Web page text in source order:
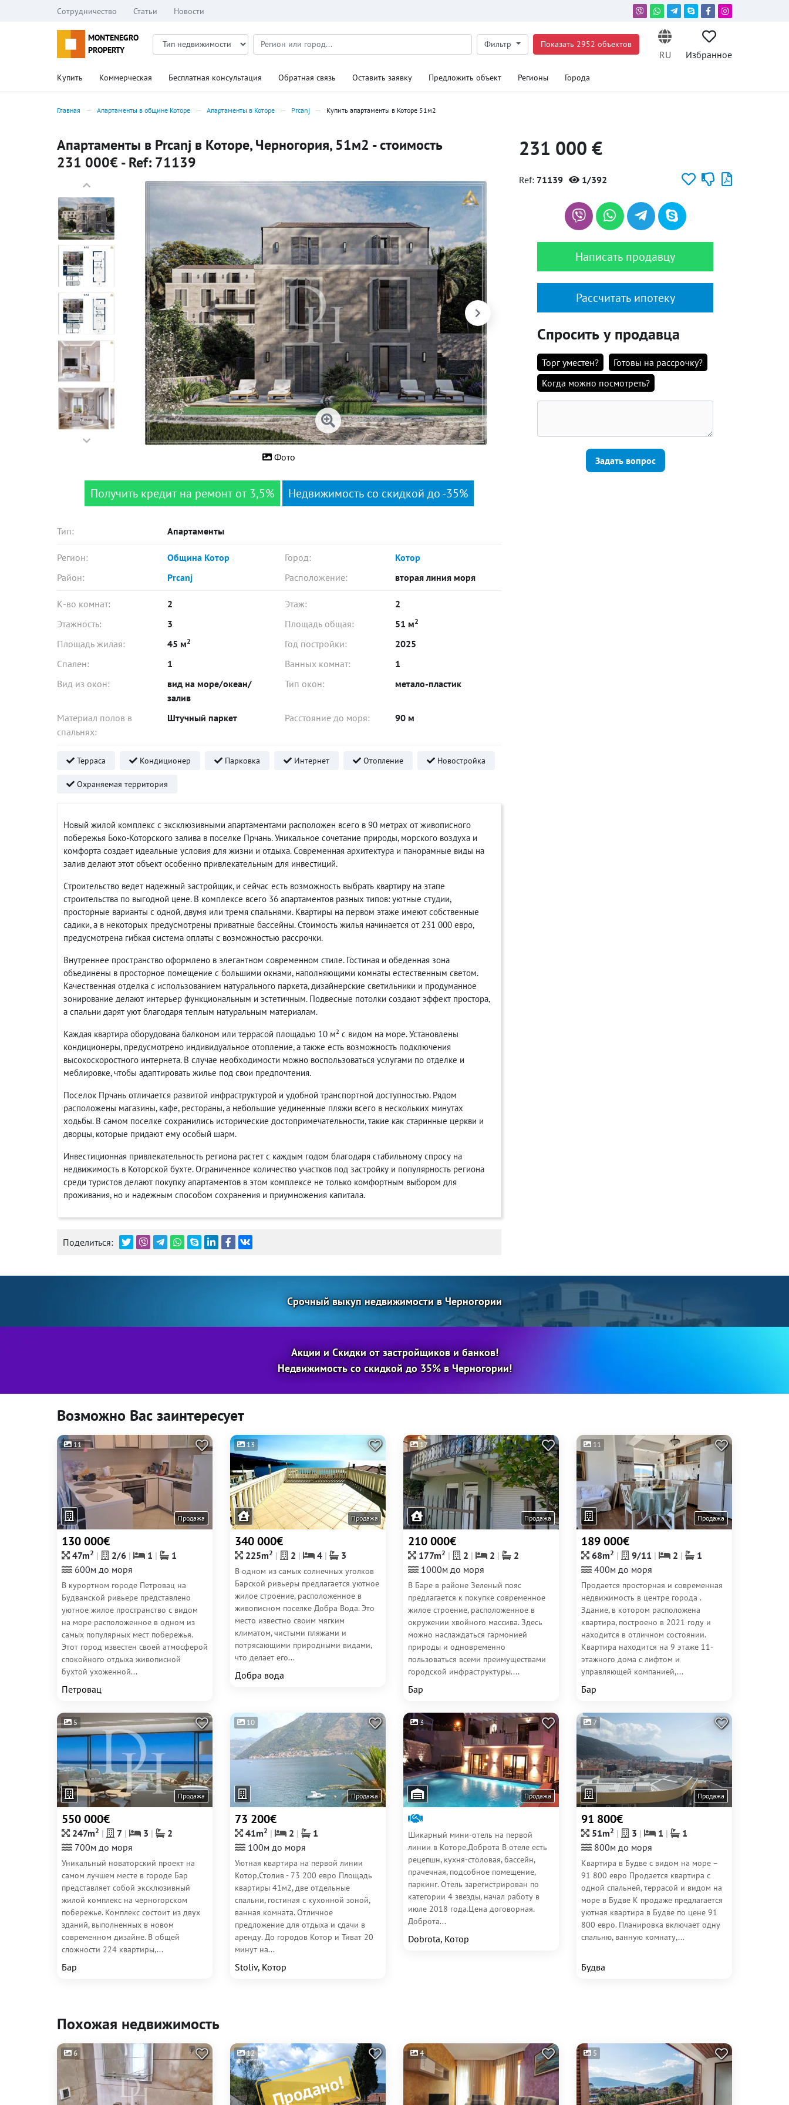
Сотрудничество Статьи Новости
MONTENEGRO
PROPERTY
Фильтр Показать 2952 объектов
RU Избранное
Купить Коммерческая Бесплатная консультация Обратная связь Оставить заявку Предложить объект Регионы Города
Главная Апартаменты в общине Которе Апартаменты в Которе Prcanj Купить апартаменты в Которе 51м2
Апартаменты в Prcanj в Которе, Черногория, 51м2 - стоимость
231 000€ - Ref: 71139
Фото
Получить кредит на ремонт от 3,5% Недвижимость со скидкой до -35%
Тип: Апартаменты
Регион: Община Котор Город:
Котор
Район:
Prcanj Расположение: вторая линия моря
К-во комнат: 2 Этаж:
2
Этажность:
3 Площадь общая: 51 м2
Площадь жилая: 45 м2 Год постройки:
2025
Спален:
1 Ванных комнат:
1
Вид из окон:
вид на море/океан/
залив
Тип окон: метало-пластик
Материал полов в
спальнях:
Штучный паркет Расстояние до моря: 90 м
Терраса Кондиционер Парковка Интернет Отопление Новостройка
Охраняемая территория
Новый жилой комплекс с эксклюзивными апартаментами расположен всего в 90 метрах от живописного
побережья Боко-Которского залива в поселке Прчань. Уникальное сочетание природы, морского воздуха и
комфорта создает идеальные условия для жизни и отдыха. Современная архитектура и панорамные виды на
залив делают этот объект особенно привлекательным для инвестиций.
Строительство ведет надежный застройщик, и сейчас есть возможность выбрать квартиру на этапе
строительства по выгодной цене. В комплексе всего 36 апартаментов разных типов: уютные студии,
просторные варианты с одной, двумя или тремя спальнями. Квартиры на первом этаже имеют собственные
садики, а в некоторых предусмотрены приватные бассейны. Стоимость жилья начинается от 231 000 евро,
предусмотрена гибкая система оплаты с возможностью рассрочки.
Внутреннее пространство оформлено в элегантном современном стиле. Гостиная и обеденная зона
объединены в просторное помещение с большими окнами, наполняющими комнаты естественным светом.
Качественная отделка с использованием натурального паркета, дизайнерские светильники и продуманное
зонирование делают интерьер функциональным и эстетичным. Подвесные потолки создают эффект простора,
а спальни дарят уют благодаря теплым натуральным материалам.
Каждая квартира оборудована балконом или террасой площадью 10 м² с видом на море. Установлены
кондиционеры, предусмотрено индивидуальное отопление, а также есть возможность подключения
высокоскоростного интернета. В случае необходимости можно воспользоваться услугами по отделке и
меблировке, чтобы адаптировать жилье под свои предпочтения.
Поселок Прчань отличается развитой инфраструктурой и удобной транспортной доступностью. Рядом
расположены магазины, кафе, рестораны, а небольшие уединенные пляжи всего в нескольких минутах
ходьбы. В самом поселке сохранились исторические достопримечательности, такие как старинные церкви и
дворцы, которые придают ему особый шарм.
Инвестиционная привлекательность региона растет с каждым годом благодаря стабильному спросу на
недвижимость в Которской бухте. Ограниченное количество участков под застройку и популярность региона
среди туристов делают покупку апартаментов в этом комплексе не только комфортным выбором для
проживания, но и надежным способом сохранения и приумножения капитала.
Поделиться:
231 000 €
Ref: 71139 1/392
Написать продавцу
Рассчитать ипотеку
Спросить у продавца
Торг уместен?
Готовы на рассрочку?
Когда можно посмотреть?
Задать вопрос
Срочный выкуп недвижимости в Черногории
Акции и Скидки от застройщиков и банков!
Недвижимость со скидкой до 35% в Черногории!
Возможно Вас заинтересует
11
Продажа
130 000€
47m2 2/6 1
1
600м до моря
В курортном городе Петровац на
Будванской ривьере представлено
уютное жилое пространство с видом
на море расположенное в одном из
самых популярных мест побережья.
Этот город известен своей атмосферой
спокойного отдыха живописной
бухтой ухоженной...
Петровац
13
Продажа
340 000€
225m2 2 4 3
В одном из самых солнечных уголков
Барской ривьеры предлагается уютное
жилое строение, расположенное в
живописном поселке Добра Вода. Это
место известно своим мягким
климатом, чистыми пляжами и
потрясающими природными видами,
что делает его...
Добра вода
17
Продажа
210 000€
177m2 2 2
2
1000м до моря
В Баре в районе Зеленый пояс
предлагается к покупке современное
жилое строение, расположенное в
окружении хвойного массива. Здесь
можно наслаждаться гармонией
природы и одновременно
пользоваться всеми преимуществами
городской инфраструктуры....
Бар
11
Продажа
189 000€
68m2 9/11 2
1
400м до моря
Продается просторная и современная
недвижимость в центре города .
Здание, в котором расположена
квартира, построено в 2021 году и
находится в отличном состоянии.
Квартира находится на 9 этаже 11-
этажного дома с лифтом и
управляющей компанией,...
Бар
5
Продажа
550 000€
247m2 7 3
2
700м до моря
Уникальный новаторский проект на
самом лучшем месте в городе Бар
представляет собой эксклюзивный
жилой комплекс на черногорском
побережье. Комплекс состоит из двух
зданий, выполненных в новом
современном дизайне. В общей
сложности 224 квартиры,...
Бар
10
Продажа
73 200€
41m2 2
1
100м до моря
Уютная квартира на первой линии
Котор,Столив - 73 200 евро Площадь
квартиры 41м2, две отдельные
спальни, гостиная с кухонной зоной,
ванная комната. Отличное
предложение для отдыха и сдачи в
аренду. До городов Котор и Тиват 20
минут на...
Stoliv, Котор
3
Продажа
Шикарный мини-отель на первой
линии в Которе,Доброта В отеле есть
рецепшн, кухня-столовая, бассейн,
прачечная, подсобное помещение,
паркинг. Отель зарегистрирован по
категории 4 звезды, начал работу в
июле 2018 года.Цена договорная.
Доброта...
Dobrota, Котор
7
Продажа
91 800€
51m2 3 1
1
800м до моря
Квартира в Будве с видом на море –
91 800 евро Продается квартира с
одной спальней, террасой и видом на
море в Будве К продаже предлагается
уютная квартира в Будве по цене 91
800 евро. Планировка включает одну
спальню, ванную комнату,...
Будва
Похожая недвижимость
6
Продано!
12 4 5